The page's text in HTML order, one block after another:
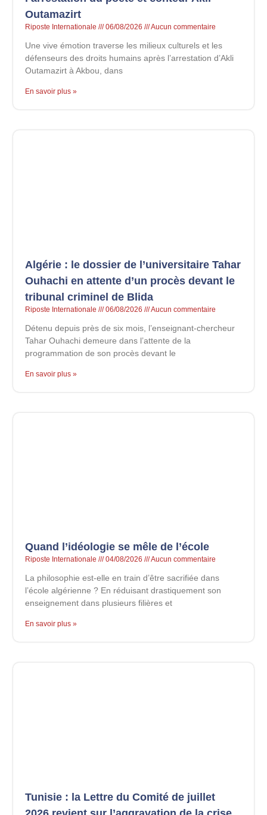
Outamazirt
Riposte Internationale 06/08/2026 Aucun commentaire
Une vive émotion traverse les milieux culturels et les
défenseurs des droits humains après l’arrestation d’Akli
Outamazirt à Akbou, dans
En savoir plus »
Algérie : le dossier de l’universitaire Tahar
Ouhachi en attente d’un procès devant le
tribunal criminel de Blida
Riposte Internationale 06/08/2026 Aucun commentaire
Détenu depuis près de six mois, l’enseignant-chercheur
Tahar Ouhachi demeure dans l’attente de la
programmation de son procès devant le
En savoir plus »
Quand l’idéologie se mêle de l’école
Riposte Internationale 04/08/2026 Aucun commentaire
La philosophie est-elle en train d’être sacrifiée dans
l’école algérienne ? En réduisant drastiquement son
enseignement dans plusieurs filières et
En savoir plus »
Tunisie : la Lettre du Comité de juillet